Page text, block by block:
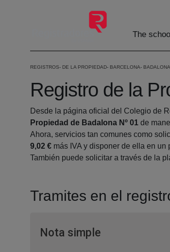
The school
REGISTROS DE LA PROPIEDAD BARCELONA BADALONA
Registro de la
Desde la página oficial del Colegio de
Propiedad de Badalona Nº 01 de
Ahora, servicios tan comunes como
9,02 € más IVA y disponer de ella en
También puede solicitar a través de la
Tramites en el
Nota simpleVentana nueva